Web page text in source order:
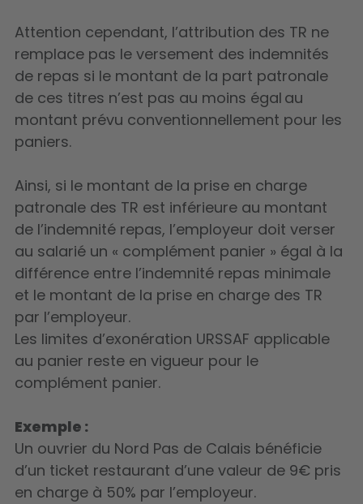
Attention cependant, l’attribution des TR ne
remplace pas le versement des indemnités
de repas si le montant de la part patronale
de ces titres n’est pas au moins égal au
montant prévu conventionnellement pour les
paniers.
Ainsi, si le montant de la prise en charge
patronale des TR est inférieure au montant
de l’indemnité repas, l’employeur doit verser
au salarié un « complément panier » égal à la
différence entre l’indemnité repas minimale
et le montant de la prise en charge des TR
par l’employeur.
Les limites d’exonération URSSAF applicable
au panier reste en vigueur pour le
complément panier.
Exemple :
Un ouvrier du Nord Pas de Calais bénéficie
d’un ticket restaurant d’une valeur de 9€ pris
en charge à 50% par l’employeur.